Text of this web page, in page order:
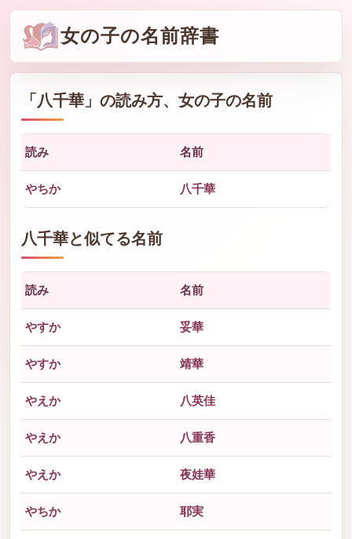
女の子の名前辞書
「八千華 」の読み方、女の子の名前
読み 名前
やちか 八千華
八千華と似てる名前
読み 名前
やすか 妥華
やすか 靖華
やえか 八英佳
やえか 八重香
やえか 夜娃華
やちか 耶実